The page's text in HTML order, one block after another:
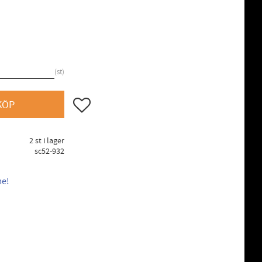
st
Lägg till i favoriter
2 st i lager
sc52-932